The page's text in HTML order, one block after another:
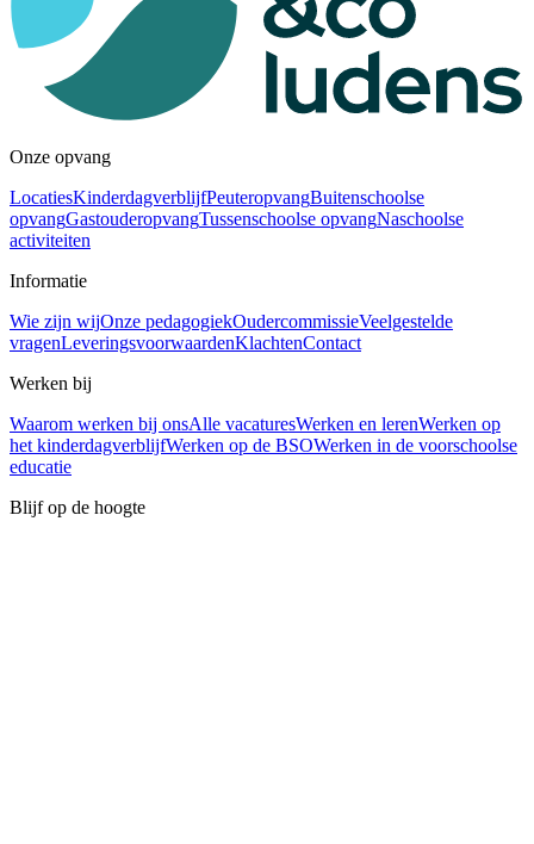
Onze opvang
LocatiesKinderdagverblijfPeuteropvangBuitenschoolse
opvangGastouderopvangTussenschoolse opvangNaschoolse
activiteiten
Informatie
Wie zijn wijOnze pedagogiekOudercommissieVeelgestelde
vragenLeveringsvoorwaardenKlachtenContact
Werken bij
Waarom werken bij onsAlle vacaturesWerken en lerenWerken op
het kinderdagverblijfWerken op de BSOWerken in de voorschoolse
educatie
Blijf op de hoogte